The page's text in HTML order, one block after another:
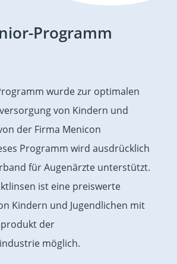
Programm
wurde zur optimalen
von Kindern und
der Firma Menicon
Programm wird ausdrücklich
für Augenärzte unterstützt.
ist eine preiswerte
Kindern und Jugendlichen mit
der
möglich.